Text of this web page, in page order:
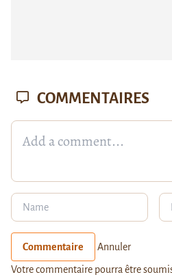
COMMENTAIRES
Commentaire Annuler
Votre commentaire pourra être